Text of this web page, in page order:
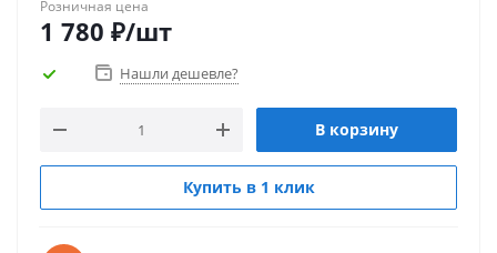
Розничная цена
1 780 ₽/шт
Нашли дешевле?
В корзину
Купить в 1 клик